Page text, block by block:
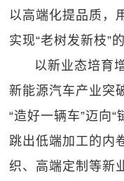
以高端化提品质，
实现“老树发新枝”
以新业态培育
新能源汽车产业突
“造好一辆车”迈向
跳出低端加工的内
织、高端定制等新